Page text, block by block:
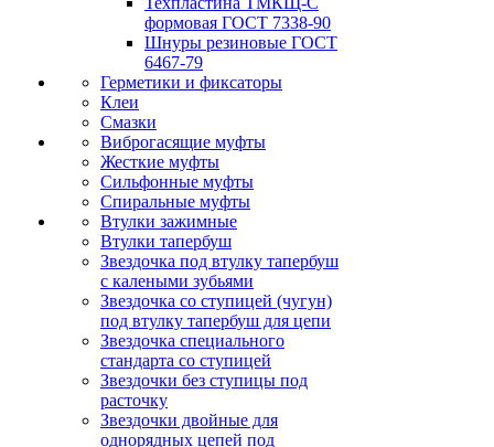
формовая ГОСТ 7338-90
Шнуры резиновые ГОСТ
6467-79
Герметики и фиксаторы
Клеи
Смазки
Виброгасящие муфты
Жесткие муфты
Сильфонные муфты
Спиральные муфты
Втулки зажимные
Втулки тапербуш
Звездочка под втулку тапербуш
c калеными зубьями
Звездочка со ступицей (чугун)
под втулку тапербуш для цепи
Звездочка специального
стандарта со ступицей
Звездочки без ступицы под
расточку
Звездочки двойные для
однорядных цепей под